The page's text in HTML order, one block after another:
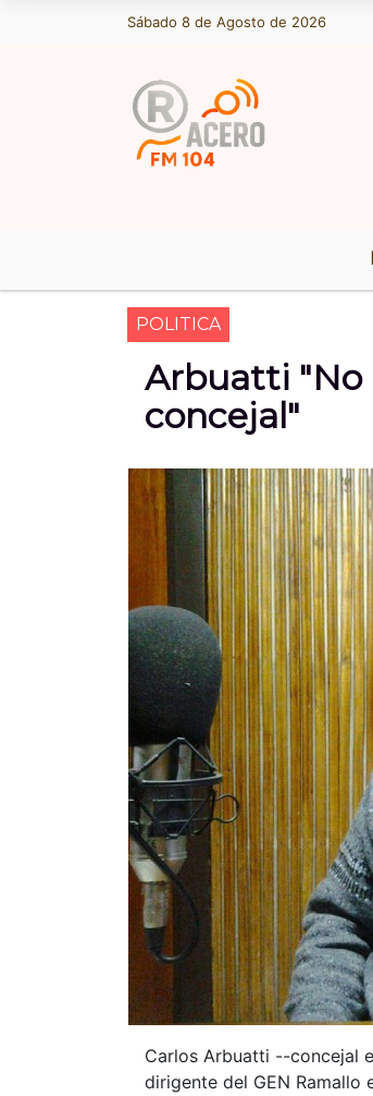
Sábado 8 de Agosto de 2026
Hoy es Sábado 8 de
POLITICA
Arbuatti "No
concejal"
Carlos Arbuatti --concejal
dirigente del GEN Ramallo